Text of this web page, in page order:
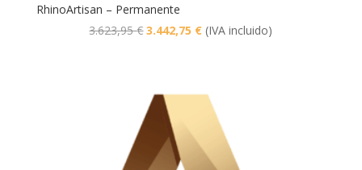
RhinoArtisan – Permanente
3.623,95€El
3.623,95 €.
3.442,75 €El
3.442,75 €.
(IVA incluido)